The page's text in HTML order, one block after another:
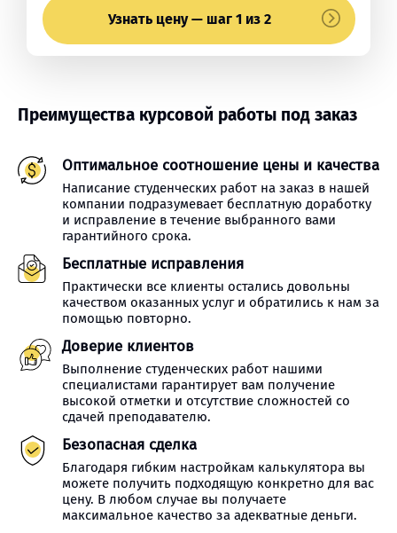
Узнать цену — шаг 1 из 2
Преимущества курсовой работы под заказ
Оптимальное соотношение цены и качества
Написание студенческих работ на заказ в нашей
компании подразумевает бесплатную доработку
и исправление в течение выбранного вами
гарантийного срока.
Бесплатные исправления
Практически все клиенты остались довольны
качеством оказанных услуг и обратились к нам за
помощью повторно.
Доверие клиентов
Выполнение студенческих работ нашими
специалистами гарантирует вам получение
высокой отметки и отсутствие сложностей со
сдачей преподавателю.
Безопасная сделка
Благодаря гибким настройкам калькулятора вы
можете получить подходящую конкретно для вас
цену. В любом случае вы получаете
максимальное качество за адекватные деньги.